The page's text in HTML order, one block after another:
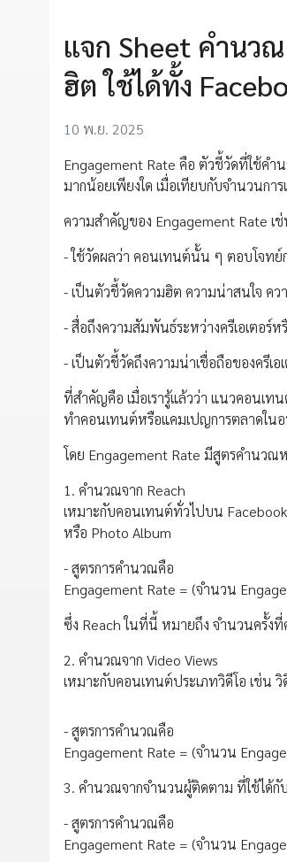
แจก Sheet คำนว
ฮิต ใช้ได้ทั้ง
10 พ.ย. 2025
Engagement Rate คือ ตัวชี้วัดที่ใช้ค
มากน้อยเพียงใด เมื่อเทียบกับจำนวนก
ความสำคัญของ Engagement Rate เ
- ใช้วัดผลว่า คอนเทนต์นั้น ๆ ตอบโจท
- เป็นตัวชี้วัดความฮิต ความน่าสนใจ คว
- สื่อถึงความสัมพันธ์ระหว่างครีเอเตอ
- เป็นตัวชี้วัดถึงความน่าเชื่อถือของครีเอ
ที่สำคัญคือ เมื่อเรารู้แล้วว่า แนวคอนเท
ทำคอนเทนต์หรือแคมเปญการตลาดใน
โดย Engagement Rate มีสูตรคำนว
1. คำนวณจาก Reach
เหมาะกับคอนเทนต์ทั่วไปบน
หรือ Photo Album
- สูตรการคำนวณคือ
Engagement Rate = (จำนวน
ซึ่ง Reach ในที่นี้ หมายถึง จำนวนครั้
2. คำนวณจาก Video Views
เหมาะกับคอนเทนต์ประเภทวิดีโอ เช่น
- สูตรการคำนวณคือ
Engagement Rate = (จำนวน
3. คำนวณจากจำนวนผู้ติดตาม ที่ใช้ได้
- สูตรการคำนวณคือ
Engagement Rate = (จำนวน